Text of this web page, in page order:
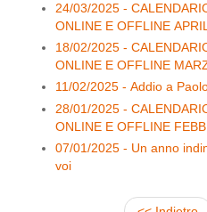
24/03/2025 -
ONLINE E OFFLINE
18/02/2025 -
ONLINE E OFFLINE
11/02/2025 - Addio a
28/01/2025 -
ONLINE E OFFLINE
07/01/2025 - Un anno
voi